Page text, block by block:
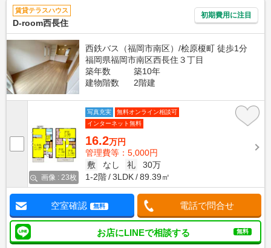
賃貸テラスハウス
D-room西長住
初期費用に注目
西鉄バス（福岡市南区）/桧原榎町 徒歩1分
福岡県福岡市南区西長住３丁目
築年数
築10年
建物階数
2階建
画像 : 23枚
写真充実
無料オンライン相談可
インターネット無料
16.2万円
管理費等：5,000円
敷
なし 礼
30万
1-2階
3LDK 89.39㎡
空室確認 無料 電話で問合せ
お店にLINEで相談する 無料